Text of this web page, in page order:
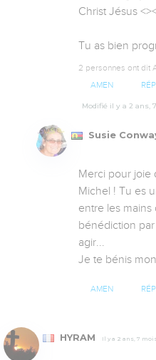
Christ Jésus
Tu as bien
2 personnes ont dit
AMEN
Modifié il y a 2 ans,
Susie
Merci pour joie
Michel ! Tu es
entre les
bénédiction
agir...
Je te bénis
AMEN
HYRAM Il y a 2 ans, 7 mois